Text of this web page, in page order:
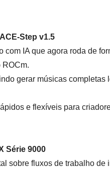
Step v1.5
IA que agora roda de
ROCm.
gerar músicas completas
e flexíveis para
Série 9000
sobre fluxos de trabalho de